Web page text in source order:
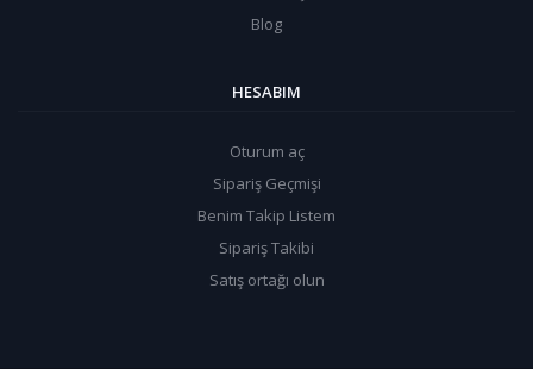
Blog
HESABIM
Oturum aç
Sipariş Geçmişi
Benim Takip Listem
Sipariş Takibi
Satış ortağı olun